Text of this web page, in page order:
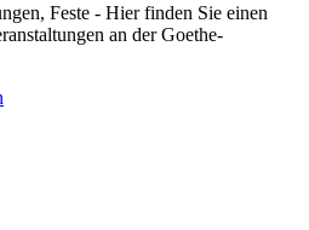
Feste - Hier finden Sie einen
an der Goethe-